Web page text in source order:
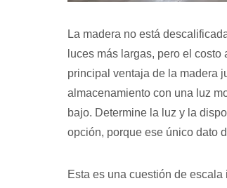
La madera no está
luces más largas, pero el
principal ventaja de la madera
almacenamiento con una luz
bajo. Determine la luz y la
opción, porque ese único dato
Esta es una cuestión de